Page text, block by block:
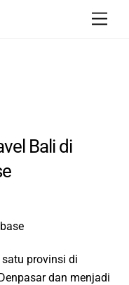
Bali di
provinsi di
dan menjadi